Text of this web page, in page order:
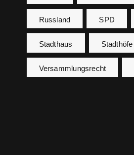
Russland SPD
Stadthaus Stadthöfe
Versammlungsrecht